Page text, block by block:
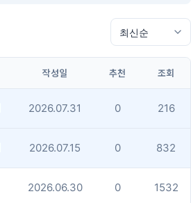
작성일 추천 조회
2026.07.31 0 216
2026.07.15 0 832
2026.06.30 0 1532